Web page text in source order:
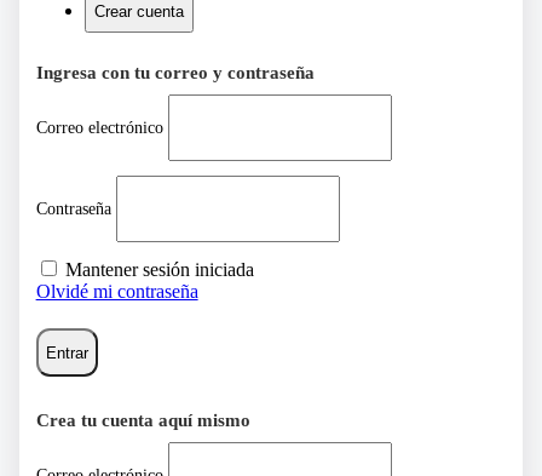
Crear cuenta
Ingresa con tu correo y contraseña
Correo electrónico
Contraseña
Mantener sesión iniciada
Olvidé mi contraseña
Entrar
Crea tu cuenta aquí mismo